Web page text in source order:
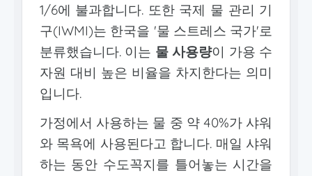
1/6에 불과합니다. 또한 국제 물 관리 기
구(IWMI)는 한국을 '물 스트레스 국가'로
분류했습니다. 이는 물 사용량이 가용 수
자원 대비 높은 비율을 차지한다는 의미
입니다.
가정에서 사용하는 물 중 약 40%가 샤워
와 목욕에 사용된다고 합니다. 매일 샤워
하는 동안 수도꼭지를 틀어놓는 시간을